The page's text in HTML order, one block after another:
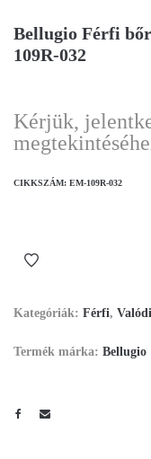
Bellugio Férfi
109R-032
Kérjük,
CIKKSZÁM: EM-109R-032
Kategóriák: Férfi,
Termék márka: Bellugio